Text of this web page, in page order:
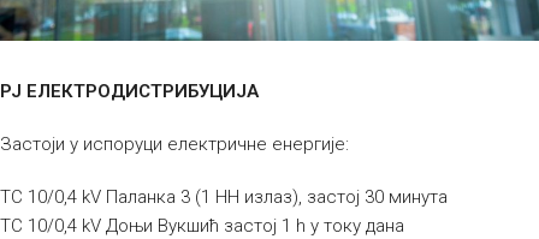
РЈ ЕЛЕКТРОДИСТРИБУЦИЈА
Застоји у испоруци електричне енергије:
ТС 10/0,4 kV Паланка 3 (1 НН излаз), застој 30 минута
ТС 10/0,4 kV Доњи Вукшић застој 1 h у току дана